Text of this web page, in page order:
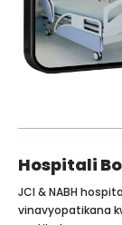
Hospitali
JCI & NABH
vinavyopatikana